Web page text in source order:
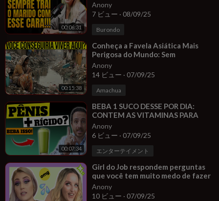
00:06:31
Anony
7 ビュー · 08/09/25
Burondo
00:15:38
⁣Conheça a Favela Asiática Mais
Perigosa do Mundo: Sem
Eletricidade, Sem Água e Pobreza
Extrema!
Anony
14 ビュー · 07/09/25
Amachua
00:07:34
⁣BEBA 1 SUCO DESSE POR DIA:
CONTEM AS VITAMINAS PARA
DEIXAR SEU PÊNIS MAIS RÍGIDO!
Anony
6 ビュー · 07/09/25
エンターテイメント
⁣Girl do Job respondem perguntas
que você tem muito medo de fazer
Anony
10 ビュー · 07/09/25